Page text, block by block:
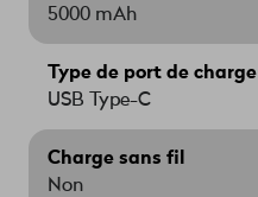
5000 mAh
Type de port de charge
USB Type-C
Charge sans fil
Non